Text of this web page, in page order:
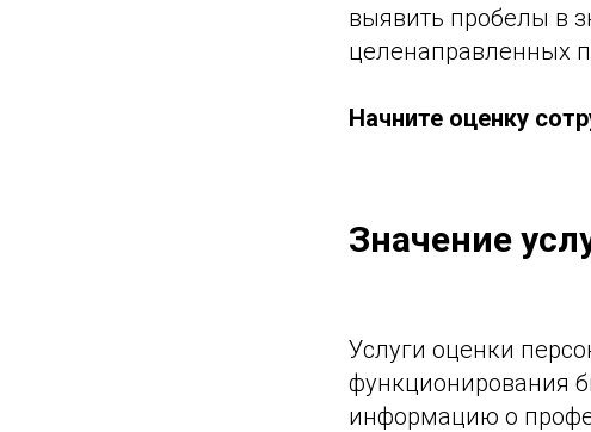
выявить пробелы в
целенаправленных
Начните оценку
Значение
Услуги оценки
функционирования
информацию о